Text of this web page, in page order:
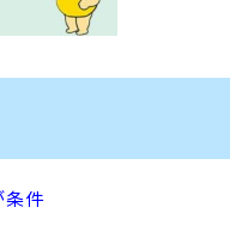
条件